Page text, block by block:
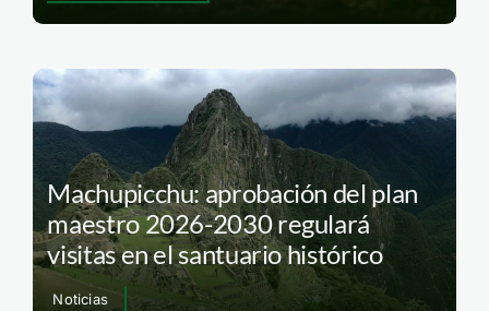
Machupicchu: aprobación del plan
maestro 2026-2030 regulará
visitas en el santuario histórico
Noticias